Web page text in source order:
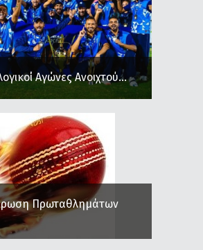
Αγώνες Ανοιχτού...
Πρωταθλημάτων